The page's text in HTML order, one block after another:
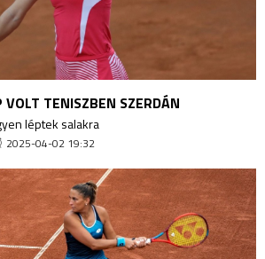
VOLT TENISZBEN SZERDÁN
léptek salakra
2025-04-02 19:32